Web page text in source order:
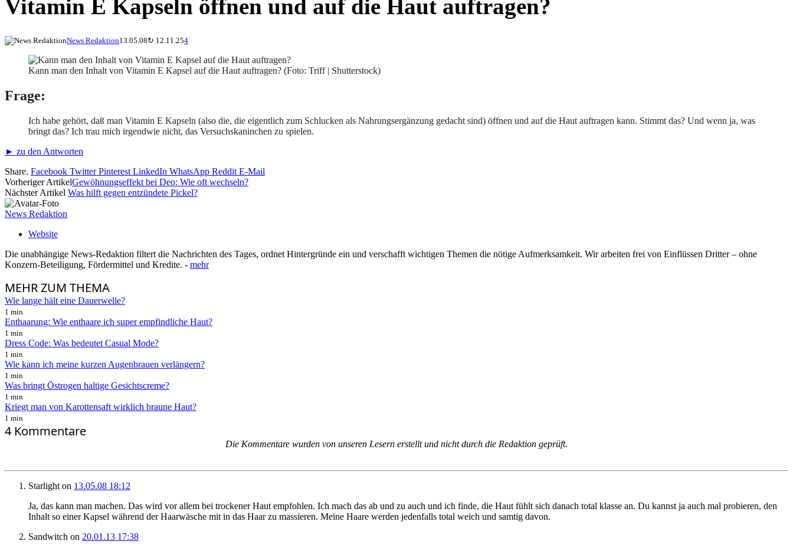
Vitamin E Kapseln öffnen und auf die Haut auftragen?
News Redaktion13.05.08↻ 12.11.254
Kann man den Inhalt von Vitamin E Kapsel auf die Haut auftragen? (Foto: Triff | Shutterstock)
Frage:
Ich habe gehört, daß man Vitamin E Kapseln (also die, die eigentlich zum Schlucken als Nahrungsergänzung gedacht sind) öffnen und auf die Haut auftragen kann. Stimmt das? Und wenn ja, was
bringt das? Ich trau mich irgendwie nicht, das Versuchskaninchen zu spielen.
► zu den Antworten
Share. Facebook Twitter Pinterest LinkedIn WhatsApp Reddit E-Mail
Vorheriger ArtikelGewöhnungseffekt bei Deo: Wie oft wechseln?
Nächster Artikel Was hilft gegen entzündete Pickel?
News Redaktion
Website
Die unabhängige News-Redaktion filtert die Nachrichten des Tages, ordnet Hintergründe ein und verschafft wichtigen Themen die nötige Aufmerksamkeit. Wir arbeiten frei von Einflüssen Dritter – ohne
Konzern-Beteiligung, Fördermittel und Kredite. - mehr
MEHRZUM THEMA
Wie lange hält eine Dauerwelle?
1 min
Enthaarung: Wie enthaare ich super empfindliche Haut?
1 min
Dress Code: Was bedeutet Casual Mode?
1 min
Wie kann ich meine kurzen Augenbrauen verlängern?
1 min
Was bringt Östrogen haltige Gesichtscreme?
1 min
Kriegt man von Karottensaft wirklich braune Haut?
1 min
4 Kommentare
Die Kommentare wurden von unseren Lesern erstellt und nicht durch die Redaktion geprüft.
Starlight on 13.05.08 18:12
Ja, das kann man machen. Das wird vor allem bei trockener Haut empfohlen. Ich mach das ab und zu auch und ich finde, die Haut fühlt sich danach total klasse an. Du kannst ja auch mal probieren, den
Inhalt so einer Kapsel während der Haarwäsche mit in das Haar zu massieren. Meine Haare werden jedenfalls total weich und samtig davon.
Sandwitch on 20.01.13 17:38